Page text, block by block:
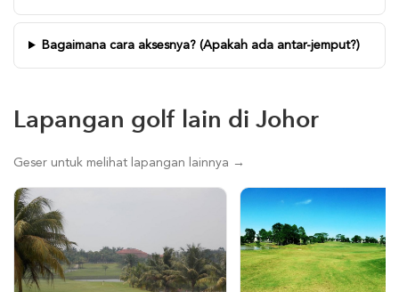
Bagaimana cara aksesnya? (Apakah ada antar-jemput?)
Lapangan golf lain di Johor
Geser untuk melihat lapangan lainnya →